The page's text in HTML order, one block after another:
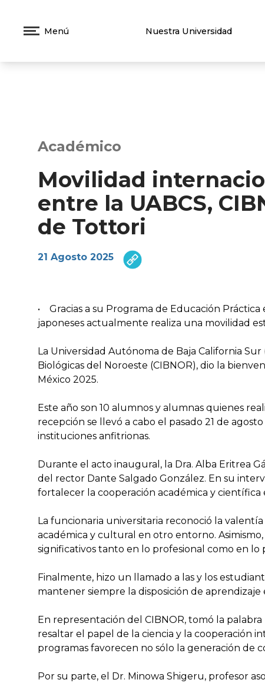
Menú Nuestra Universidad
Académico
Movilidad
entre la UABCS,
de Tottori
21 Agosto 2025
• Gracias a su Programa de Educación
japoneses actualmente realiza una movilidad
La Universidad Autónoma de Baja California
Biológicas del Noroeste (CIBNOR), dio la
México 2025.
Este año son 10 alumnos y alumnas quienes
recepción se llevó a cabo el pasado 21 de
instituciones anfitrionas.
Durante el acto inaugural, la Dra. Alba Eritrea
del rector Dante Salgado González. En su
fortalecer la cooperación académica y
La funcionaria universitaria reconoció la
académica y cultural en otro entorno.
significativos tanto en lo profesional como en lo
Finalmente, hizo un llamado a las y los
mantener siempre la disposición de
En representación del CIBNOR, tomó la
resaltar el papel de la ciencia y la cooperación
programas favorecen no sólo la generación
Por su parte, el Dr. Minowa Shigeru, profesor